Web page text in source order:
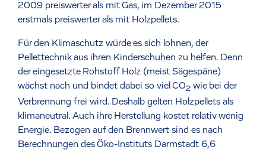
2009 preiswerter als mit Gas, im Dezember 2015
erstmals preiswerter als mit Holzpellets.
Für den Klimaschutz würde es sich lohnen, der
Pellettechnik aus ihren Kinderschuhen zu helfen. Denn
der eingesetzte Rohstoff Holz (meist Sägespäne)
wächst nach und bindet dabei so viel CO2 wie bei der
Verbrennung frei wird. Deshalb gelten Holzpellets als
klimaneutral. Auch ihre Herstellung kostet relativ wenig
Energie. Bezogen auf den Brennwert sind es nach
Berechnungen des Öko-Instituts Darmstadt 6,6